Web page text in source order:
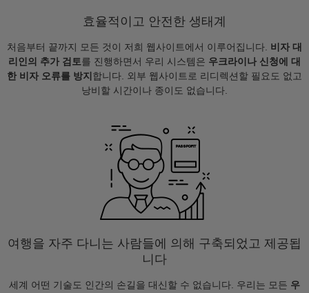
효율적이고 안전한 생태계
처음부터 끝까지 모든 것이 저희 웹사이트에서 이루어집니다. 비자 대
리인의 추가 검토를 진행하면서 우리 시스템은 우크라이나 신청에 대
한 비자 오류를 방지 합니다. 외부 웹사이트로 리디렉션할 필요도 없고
낭비할 시간이나 종이도 없습니다.
여행을 자주 다니는 사람들에 의해 구축되었고 제공됩
니다
세계 어떤 기술도 인간의 손길을 대신할 수 없습니다. 우리는 모든 우